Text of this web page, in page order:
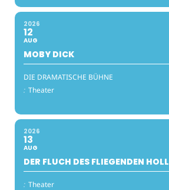
2026
12
AUG
MOBY DICK
DIE DRAMATISCHE BÜHNE
: Theater
2026
13
AUG
DER FLUCH DES FLIEGENDEN
: Theater